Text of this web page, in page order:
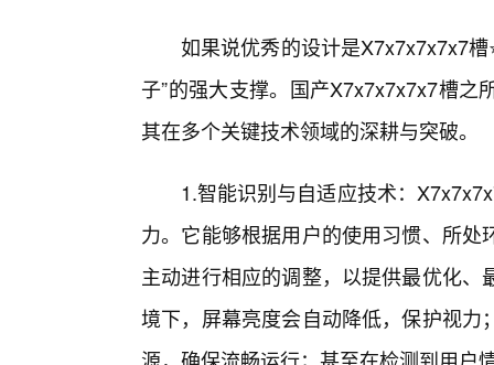
如果说优秀的设计是X7x7x7x7x7槽
子”的强大支撑。国产X7x7x7x7x7槽
其在多个关键技术领域的深耕与突破。
1.智能识别与自适应技术：
力。它能够根据用户的使用习惯、所
主动进行相应的调整，以提供最优化
境下，屏幕亮度会自动降低，保护视